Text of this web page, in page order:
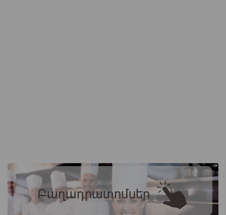
Բաղադրատոմսեր